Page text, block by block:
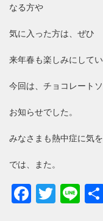
なる方や
気に入った方は、ぜひ
来年春も楽しみにしてい
今回は、チョコレート
お知らせでした。
みなさまも熱中症に気
では、また。